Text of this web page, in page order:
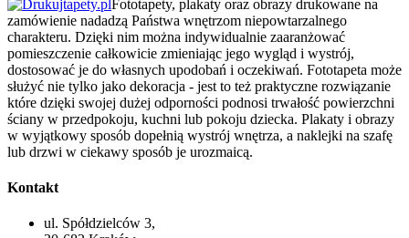
Fototapety, plakaty oraz obrazy drukowane na
zamówienie nadadzą Państwa wnętrzom niepowtarzalnego
charakteru. Dzięki nim można indywidualnie zaaranżować
pomieszczenie całkowicie zmieniając jego wygląd i wystrój,
dostosować je do własnych upodobań i oczekiwań. Fototapeta może
służyć nie tylko jako dekoracja - jest to też praktyczne rozwiązanie
które dzięki swojej dużej odporności podnosi trwałość powierzchni
ściany w przedpokoju, kuchni lub pokoju dziecka. Plakaty i obrazy
w wyjątkowy sposób dopełnią wystrój wnętrza, a naklejki na szafę
lub drzwi w ciekawy sposób je urozmaicą.
Kontakt
ul. Spółdzielców 3,